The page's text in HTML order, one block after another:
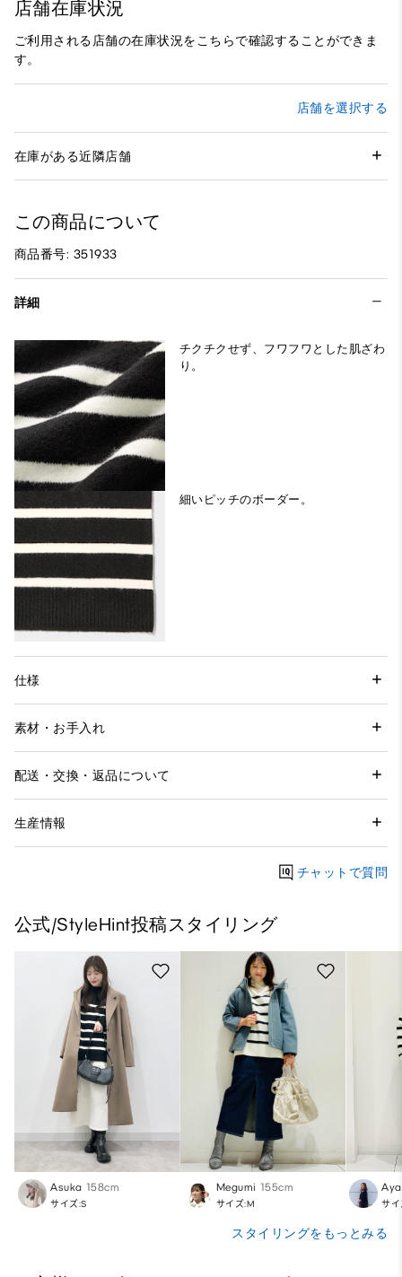
店舗在庫状況
ご利用される店舗の在庫状況をこちらで確認することができま
す。
店舗を選択する
在庫がある近隣店舗
この商品について
商品番号: 351933
詳細
チクチクせず、フワフワとした肌ざわ
り。
細いピッチのボーダー。
仕様
素材・お手入れ
配送・交換・返品について
生産情報
チャットで質問
公式/StyleHint投稿スタイリング
Asuka 158cm
サイズ:S
Megumi 155cm
サイズ:M サ
スタイリングをもっとみる